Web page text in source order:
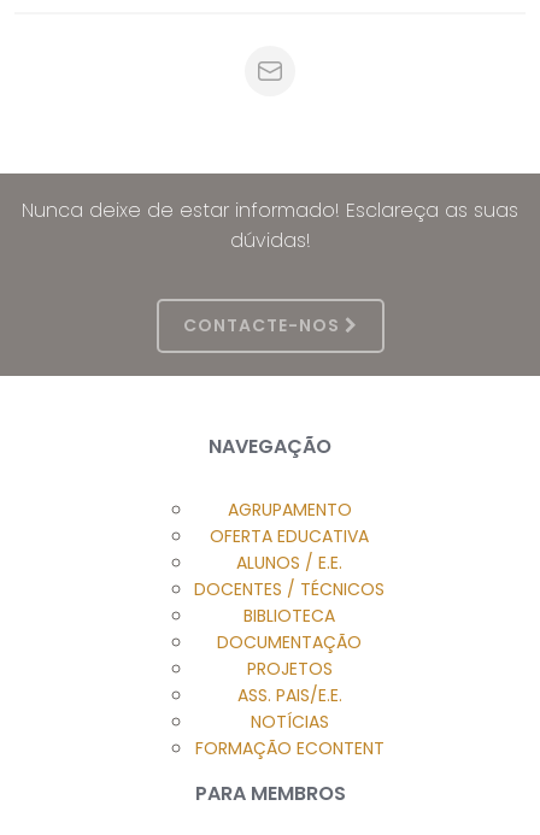
Nunca deixe de estar informado! Esclareça as suas
dúvidas!
CONTACTE-NOS
NAVEGAÇÃO
AGRUPAMENTO
OFERTA EDUCATIVA
ALUNOS / E.E.
DOCENTES / TÉCNICOS
BIBLIOTECA
DOCUMENTAÇÃO
PROJETOS
ASS. PAIS/E.E.
NOTÍCIAS
FORMAÇÃO ECONTENT
PARA MEMBROS